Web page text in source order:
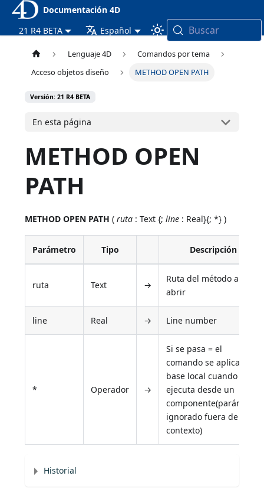
Documentación 4D
21 R4 BETA
Español Buscar
Lenguaje 4D
Comandos por tema
Acceso objetos diseño
METHOD OPEN PATH
Versión: 21 R4 BETA
En esta página
METHOD OPEN
PATH
METHOD OPEN PATH (ruta : Text {;line : Real}{; *} )
Parámetro Tipo Descripción
ruta Text →
Ruta del método a
abrir
line Real → Line number
* Operador →
Si se pasa = el
comando se aplica a la
base local cuando se
ejecuta desde un
componente(parámetro
ignorado fuera de este
contexto)
Historial